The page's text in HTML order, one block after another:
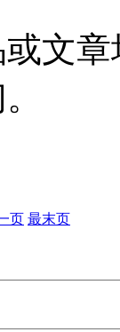
文
页 最末页